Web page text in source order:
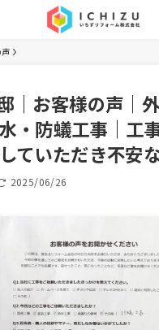
｜お客様の声｜
・防蟻工事｜工
ていただき不安
2025/06/26